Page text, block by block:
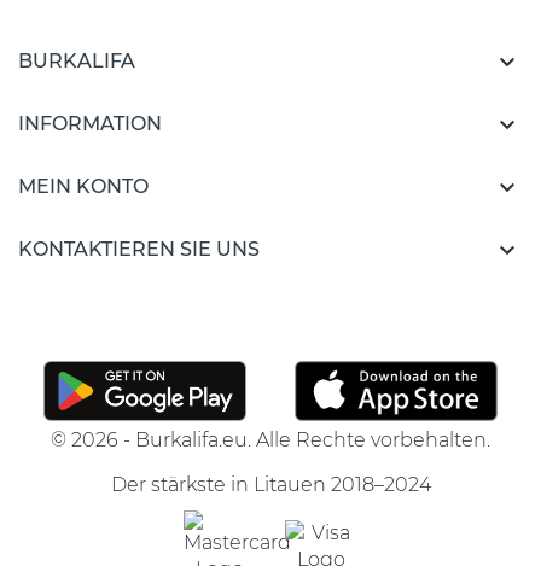
BURKALIFA 
INFORMATION 
MEIN KONTO 
KONTAKTIEREN SIE UNS 
© 2026 - Burkalifa.eu. Alle Rechte vorbehalten.
Der stärkste in Litauen 2018–2024